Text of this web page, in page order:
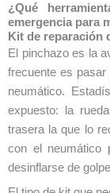
¿Qué
emergencia para
Kit de reparación
El pinchazo es la
frecuente es
neumático.
expuesto: la
trasera la que lo
con el neumático
desinflarse de